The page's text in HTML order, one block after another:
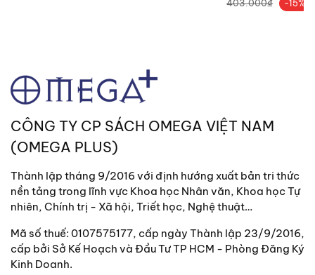
5. Biến động - Các quốc gia ứng phó với khủng
xử lý khủng hoảng và hậu khủng hoảng của một số
quốc gia trong quá khứ: Từ câu chuyện của Phần
Lan sau chiến tranh với Liên Xô, chế độ độc tài
Pinochet ở Chile, cuộc khủng hoảng đứng trước
những lựa chọn của Nhật Bản vào thế kỷ 19 đến
Indonesia sau cuộc thanh trừng lịch sử dưới thời
Suharto, sự phục hồi sau chiến tranh của Đức và
câu chuyện tìm kiếm bản sắc hậu thuộc địa của
Úc... để đưa ra kết luận về những yếu tố giúp một
biến động và thành công như thế nào.
Trong thời kỳ hậu khủng hoảng của dịch covid mà
403.000₫ -15%
CÔNG TY CP SÁCH OMEGA VIỆT NAM
(OMEGA PLUS)
Thành lập tháng 9/2016 với định hướng xuất bản tri thức
nền tảng trong lĩnh vực Khoa học Nhân văn, Khoa học Tự
nhiên, Chính trị - Xã hội, Triết học, Nghệ thuật…
Mã số thuế: 0107575177, cấp ngày Thành lập 23/9/2016,
cấp bởi Sở Kế Hoạch và Đầu Tư TP HCM - Phòng Đăng Ký
Kinh Doanh.